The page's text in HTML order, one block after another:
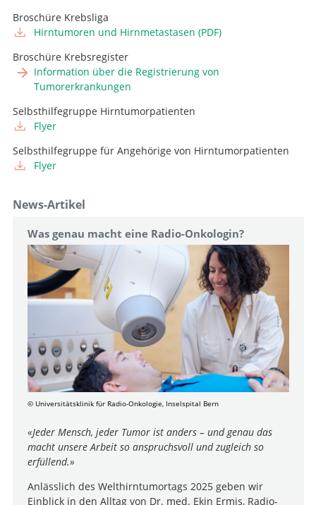
Zum Profil
Facharzt 40%, Leiter Funktionelle Neurochirurgie
Oberarzt
Zum Profil
Broschüre Krebsliga
Hirntumoren und Hirnmetastasen (PDF)
Broschüre Krebsregister
Information über die Registrierung von
Tumorerkrankungen
Selbsthilfegruppe Hirntumorpatienten
Flyer
Selbsthilfegruppe für Angehörige von Hirntumorpatienten
Flyer
News-Artikel
Was genau macht eine Radio-Onkologin?
© Universitätsklinik für Radio-Onkologie, Inselspital Bern
«Jeder Mensch, jeder Tumor ist anders – und genau das
macht unsere Arbeit so anspruchsvoll und zugleich so
erfüllend.»
Anlässlich des Welthirntumortags 2025 geben wir
Einblick in den Alltag von Dr. med. Ekin Ermis, Radio-